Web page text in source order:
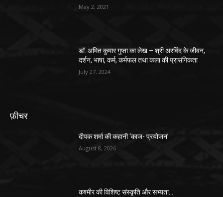
May 2, 2021
डॉ. अमित कुमार गुप्ता का लेख – श्री अरविंद के जीवन,
दर्शन, भाषा, कर्म, कर्मफल तथा कला की प्रासंगिकता
July 27, 2024
फ़ीचर
दीपक शर्मा की कहानी ‘काज- प्रयोजन’
August 8, 2026
कश्मीर की विशिष्ट संस्कृति और सभ्यता…